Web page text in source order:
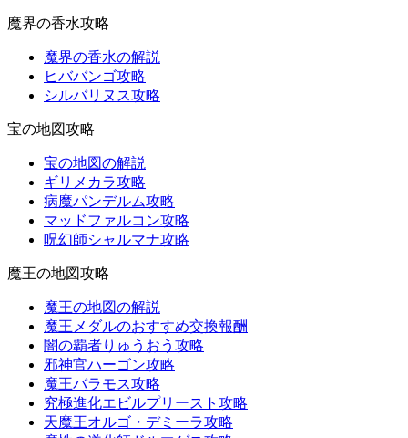
魔界の香水攻略
魔界の香水の解説
ヒババンゴ攻略
シルバリヌス攻略
宝の地図攻略
宝の地図の解説
ギリメカラ攻略
病魔パンデルム攻略
マッドファルコン攻略
呪幻師シャルマナ攻略
魔王の地図攻略
魔王の地図の解説
魔王メダルのおすすめ交換報酬
闇の覇者りゅうおう攻略
邪神官ハーゴン攻略
魔王バラモス攻略
究極進化エビルプリースト攻略
天魔王オルゴ・デミーラ攻略